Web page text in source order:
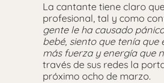
La cantante tiene claro
profesional, tal y como
gente le ha causado
bebé, siento que tenía
más fuerza y energía que
través de sus redes la
próximo ocho de marzo.